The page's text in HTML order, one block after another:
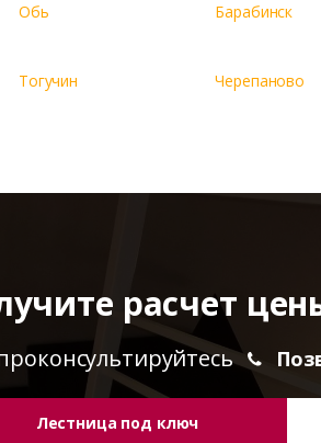
Обь Барабинск
Тогучин Черепаново
расчет
Лестница под ключ